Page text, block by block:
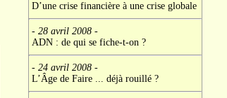
D’une crise financière à une crise globale
- 28 avril 2008-
ADN : de qui se fiche-t-on ?
- 24 avril 2008-
L’Âge de Faire ... déjà rouillé ?